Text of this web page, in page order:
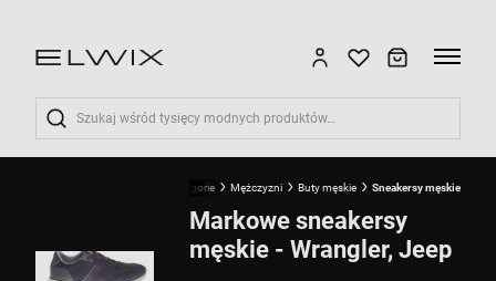
Wyszukaj
Kategorie Mężczyzni Buty męskie Sneakersy męskie
Markowe sneakersy
męskie - Wrangler, Jeep